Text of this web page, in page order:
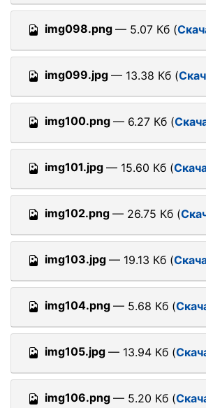
img098.png — 5.07 Кб (
img099.jpg — 13.38 Кб (
img100.png — 6.27 Кб (
img101.jpg — 15.60 Кб (
img102.png — 26.75 Кб (
img103.jpg — 19.13 Кб (
img104.png — 5.68 Кб (
img105.jpg — 13.94 Кб (
img106.png — 5.20 Кб (